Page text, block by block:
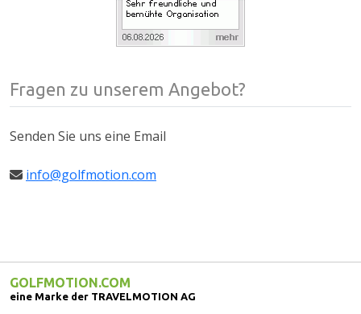
Fragen zu unserem Angebot?
Senden Sie uns eine Email
info@golfmotion.com
GOLFMOTION.COM
eine Marke der TRAVELMOTION AG